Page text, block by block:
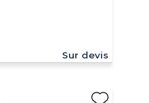
Sur devis